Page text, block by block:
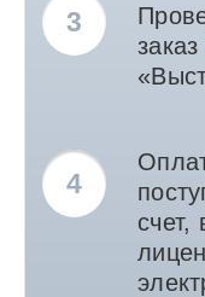
3
4
счет,